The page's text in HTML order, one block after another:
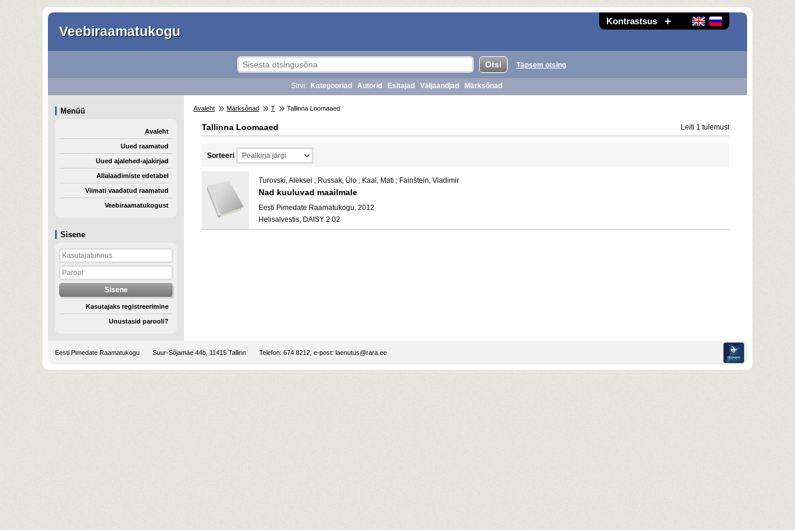
Kontrastsus
Veebiraamatukogu
Sisene
Kasutajaks registreerimine
Unustasid parooli?
Täpsem otsing
Sirvi: Kategooriad Autorid Esitajad Väljaandjad Märksõnad
Menüü
Avaleht
Uued raamatud
Uued ajalehed-ajakirjad
Allalaadimiste edetabel
Viimati vaadatud raamatud
Veebiraamatukogust
Avaleht Märksõnad T Tallinna Loomaaed
Tallinna Loomaaed Leiti 1 tulemust
Sorteeri
Turovski, Aleksei ; Russak, Ülo ; Kaal, Mati ; Fainštein, Vladimir
Nad kuuluvad maailmale
Eesti Pimedate Raamatukogu, 2012
Helisalvestis, DAISY 2.02
Eesti Pimedate Raamatukogu Suur-Sõjamäe 44b, 11415 Tallinn Telefon: 674 8212, e-post: laenutus@rara.ee